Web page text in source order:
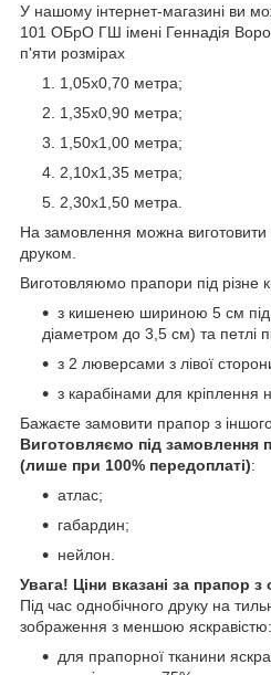
У нашому інтернет-магазині ви
101 ОБрО ГШ імені Геннадія
п'яти розмірах
1,05х0,70 метра;
1,35х0,90 метра;
1,50х1,00 метра;
2,10х1,35 метра;
2,30х1,50 метра.
На замовлення можна виготовити
друком.
Виготовляюмо прапори під різне
з кишенею шириною 5 см
діаметром до 3,5 см) та петлі
з 2 люверсами з лівої
з карабінами для кріплення
Бажаєте замовити прапор з
Виготовляємо під замовлення
(лише при 100% передоплаті):
атлас;
габардин;
нейлон.
Увага! Ціни вказані за прапор
Під час однобічного друку на
зображення з меншою яскравістю:
для прапорної тканини